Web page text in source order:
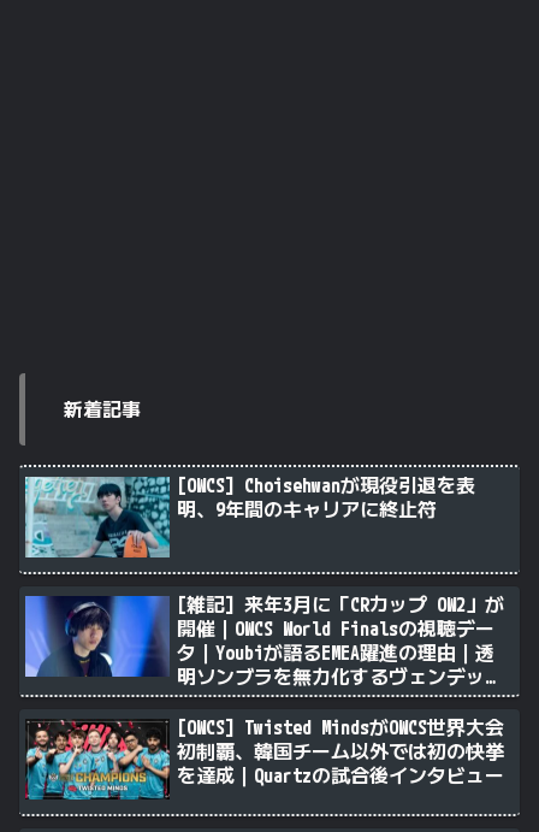
新着記事
[OWCS] Choisehwanが現役引退を表
明、9年間のキャリアに終止符
[雑記] 来年3月に「CRカップ OW2」が
開催｜OWCS World Finalsの視聴デー
タ｜Youbiが語るEMEA躍進の理由｜透
明ソンブラを無力化するヴェンデッタ
｜Stalk3rが久々のツィート ほか
[OWCS] Twisted MindsがOWCS世界大会
初制覇、韓国チーム以外では初の快挙
を達成｜Quartzの試合後インタビュー